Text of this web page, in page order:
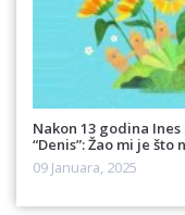
Nakon 13 godina
“Denis”: Žao mi je
09 Januara, 2025